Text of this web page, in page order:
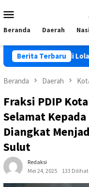
ke
Mobile
Beranda Daerah
Berita Terbaru
Terjadi di Lolak II, Tim
Beranda Daerah
Fraksi PDIP
Selamat
Diangkat
Sulut
Redaksi
Mei 24, 2025
133 Dilihat